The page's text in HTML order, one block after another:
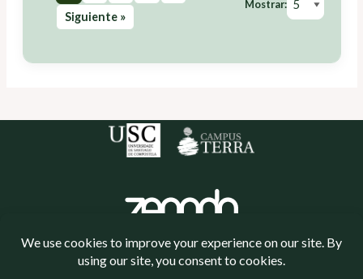
Siguiente »
Mostrar: